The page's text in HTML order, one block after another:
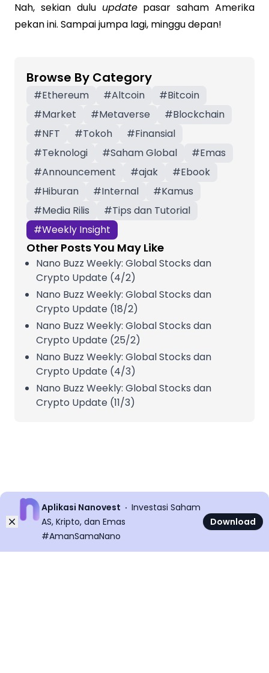
Nah, sekian dulu updatepasar saham Amerika
pekan ini. Sampai jumpa lagi, minggu depan!
Browse By Category
#Ethereum #Altcoin #Bitcoin
#Market #Metaverse #Blockchain
#NFT #Tokoh #Finansial
#Teknologi #Saham Global #Emas
#Announcement #ajak #Ebook
#Hiburan #Internal #Kamus
#Media Rilis #Tips dan Tutorial
#Weekly Insight
Other Posts You May Like
Nano Buzz Weekly: Global Stocks dan
Crypto Update (4/2)
Nano Buzz Weekly: Global Stocks dan
Crypto Update (18/2)
Nano Buzz Weekly: Global Stocks dan
Crypto Update (25/2)
Nano Buzz Weekly: Global Stocks dan
Crypto Update (4/3)
Nano Buzz Weekly: Global Stocks dan
Crypto Update (11/3)
Dismiss
Aplikasi Nanovest
Investasi Saham
AS, Kripto, dan Emas
#AmanSamaNano
Download